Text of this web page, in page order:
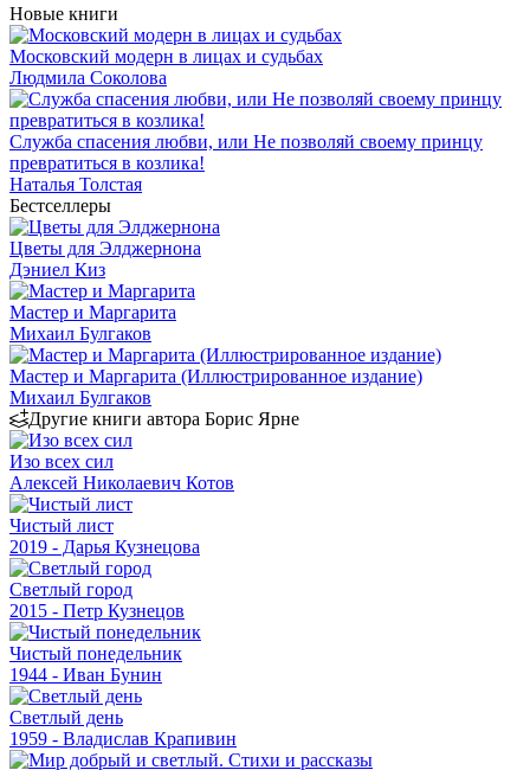
Новые книги
Московский модерн в лицах и судьбах
Людмила Соколова
Служба спасения любви, или Не позволяй своему принцу
превратиться в козлика!
Наталья Толстая
Бестселлеры
Цветы для Элджернона
Дэниел Киз
Мастер и Маргарита
Михаил Булгаков
Мастер и Маргарита (Иллюстрированное издание)
Михаил Булгаков
Другие книги автора Борис Ярне
Изо всех сил
Алексей Николаевич Котов
Чистый лист
2019 - Дарья Кузнецова
Светлый город
2015 - Петр Кузнецов
Чистый понедельник
1944 - Иван Бунин
Светлый день
1959 - Владислав Крапивин